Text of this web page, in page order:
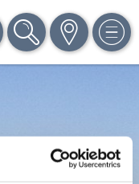
SUCHE KARTE MENÜ